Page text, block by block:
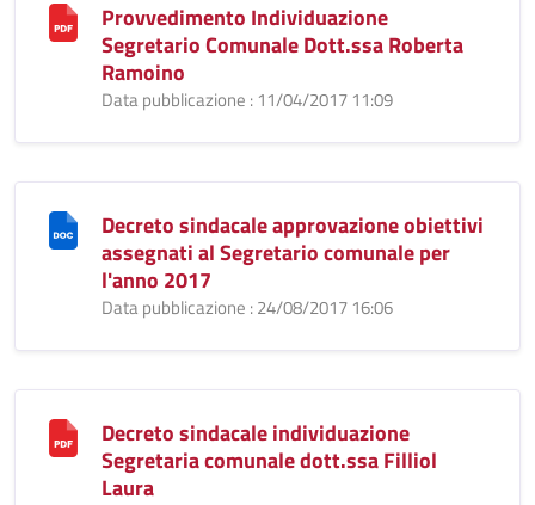
Provvedimento Individuazione
Segretario Comunale Dott.ssa Roberta
Ramoino
Data pubblicazione : 11/04/2017 11:09
Decreto sindacale approvazione obiettivi
assegnati al Segretario comunale per
l'anno 2017
Data pubblicazione : 24/08/2017 16:06
Decreto sindacale individuazione
Segretaria comunale dott.ssa Filliol
Laura